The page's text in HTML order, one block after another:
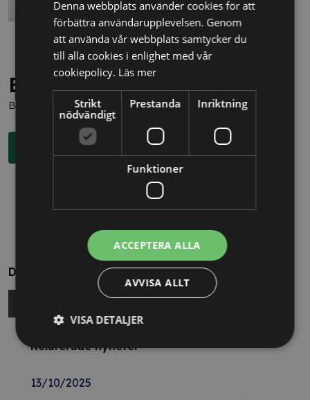
Behöver du juridisk hjälp?
Boka en kostnadsfri konsultation direkt via knappen nedan.
Boka rådgivning
Dela
Relaterade nyheter
13/10/2025
Denna webbplats använder cookies för att
förbättra användarupplevelsen. Genom
att använda vår webbplats samtycker du
till alla cookies i enlighet med vår
cookiepolicy. Läs mer
Strikt
nödvändigt
Prestanda Inriktning
Funktioner
ACCEPTERA ALLA
AVVISA ALLT
VISA DETALJER